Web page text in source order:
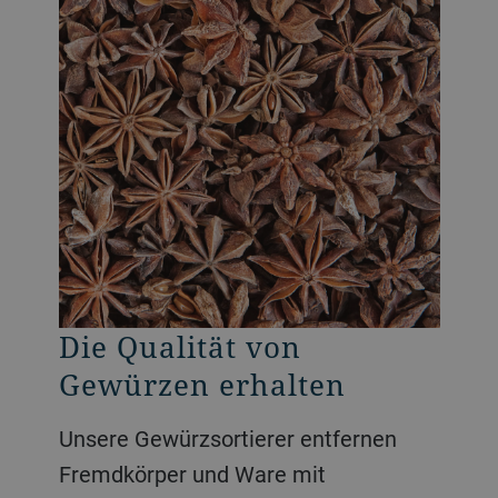
Die Qualität von
Gewürzen erhalten
Unsere Gewürzsortierer entfernen
Fremdkörper und Ware mit